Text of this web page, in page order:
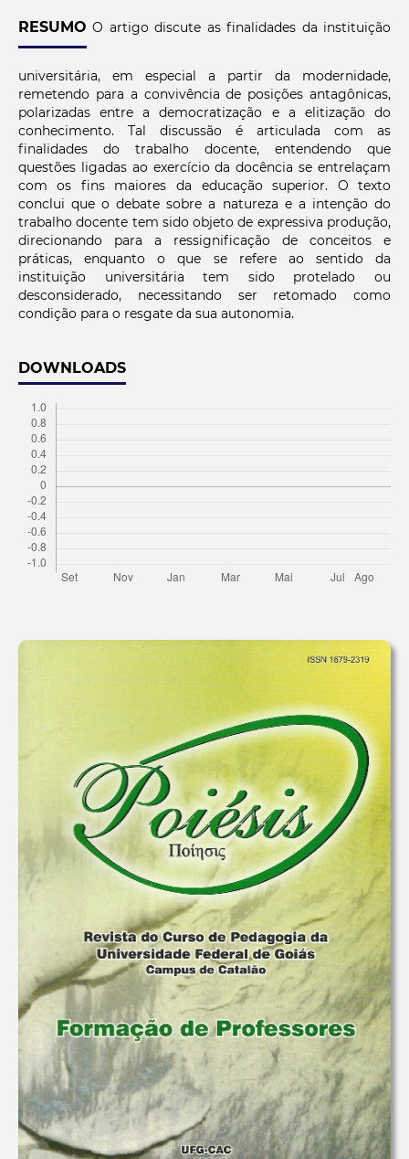
RESUMO O artigo discute as finalidades da instituição
universitária, em especial a partir da modernidade,
remetendo para a convivência de posições antagônicas,
polarizadas entre a democratização e a elitização do
conhecimento. Tal discussão é articulada com as
finalidades do trabalho docente, entendendo que
questões ligadas ao exercício da docência se entrelaçam
com os fins maiores da educação superior. O texto
conclui que o debate sobre a natureza e a intenção do
trabalho docente tem sido objeto de expressiva produção,
direcionando para a ressignificação de conceitos e
práticas, enquanto o que se refere ao sentido da
instituição universitária tem sido protelado ou
desconsiderado, necessitando ser retomado como
condição para o resgate da sua autonomia.
DOWNLOADS